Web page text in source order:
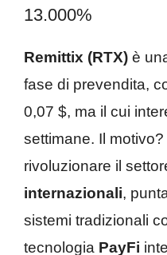
13.000%
Remittix (RTX) è
fase di prevendita,
0,07 $, ma il cui
settimane. Il
rivoluzionare il
internazionali,
sistemi tradizionali
tecnologia PayFi